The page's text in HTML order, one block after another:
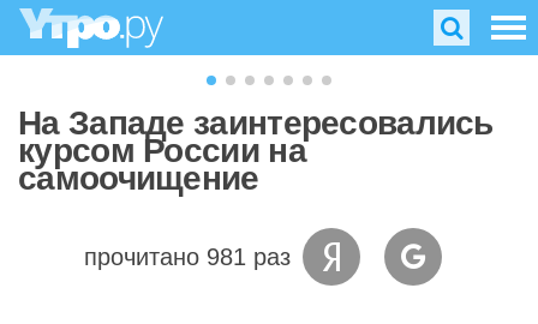
На Западе заинтересовались
курсом России на
самоочищение
прочитано 981 раз